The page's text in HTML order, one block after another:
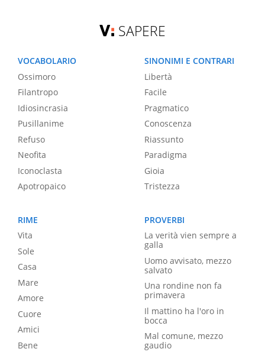
SAPERE
VOCABOLARIO
Ossimoro
Filantropo
Idiosincrasia
Pusillanime
Refuso
Neofita
Iconoclasta
Apotropaico
SINONIMI E CONTRARI
Libertà
Facile
Pragmatico
Conoscenza
Riassunto
Paradigma
Gioia
Tristezza
RIME
Vita
Sole
Casa
Mare
Amore
Cuore
Amici
Bene
PROVERBI
La verità vien sempre a
galla
Uomo avvisato, mezzo
salvato
Una rondine non fa
primavera
Il mattino ha l'oro in
bocca
Mal comune, mezzo
gaudio